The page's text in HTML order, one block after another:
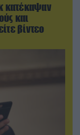
κατέκαψαν
και
βίντεο